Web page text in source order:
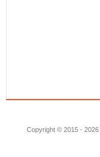
Copyright © 2015 - 2026